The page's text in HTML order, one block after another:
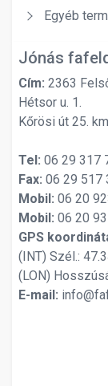
Egyéb
Jónás
Cím: 2363
Hétsor u. 1.
Kőrösi út 25.
Tel: 06 29 317
Fax: 06 29 517
Mobil: 06 20
Mobil: 06 20
GPS
(INT) Szél.:
(LON)
E-mail: